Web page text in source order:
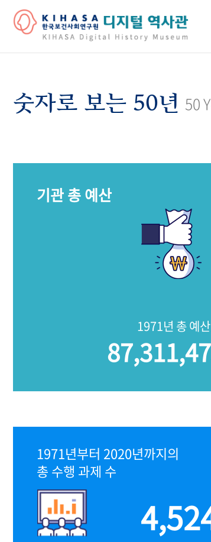
숫자로 보는 50년 50
기관 총 예산
1971년 총 예산
1971년부터 2020년까지의
총 수행 과제 수